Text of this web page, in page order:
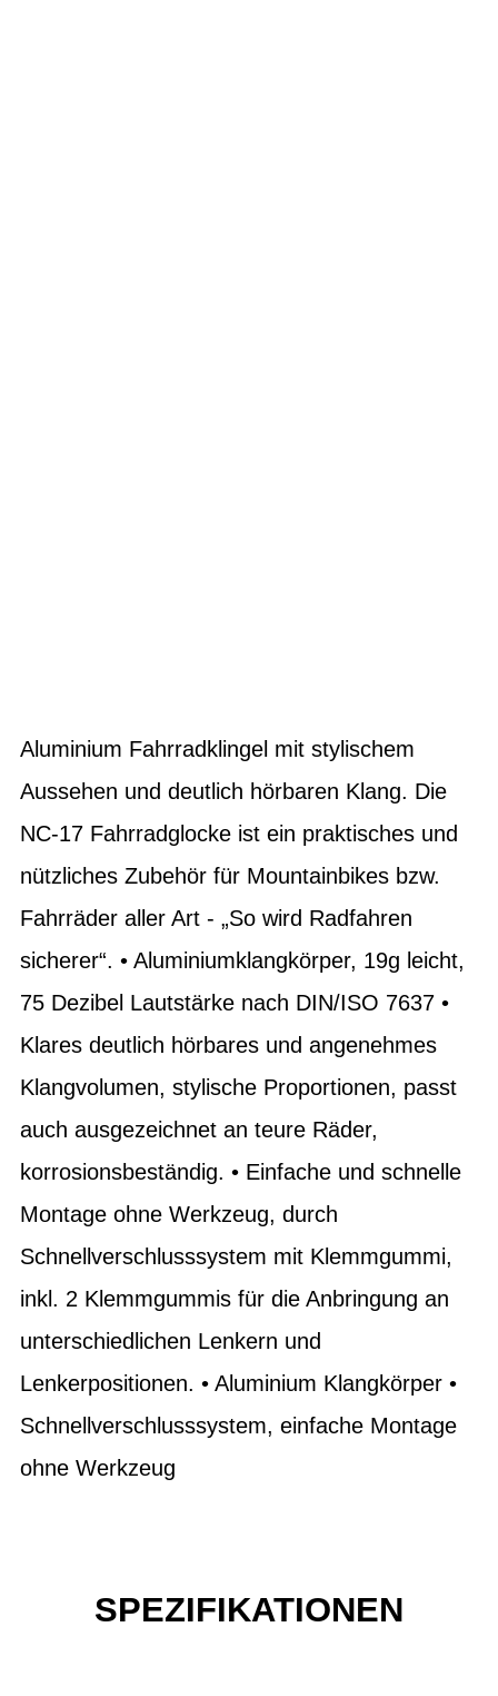
Aluminium Fahrradklingel mit stylischem
Aussehen und deutlich hörbaren Klang. Die
NC-17 Fahrradglocke ist ein praktisches und
nützliches Zubehör für Mountainbikes bzw.
Fahrräder aller Art - „So wird Radfahren
sicherer“. • Aluminiumklangkörper, 19g leicht,
75 Dezibel Lautstärke nach DIN/ISO 7637 •
Klares deutlich hörbares und angenehmes
Klangvolumen, stylische Proportionen, passt
auch ausgezeichnet an teure Räder,
korrosionsbeständig. • Einfache und schnelle
Montage ohne Werkzeug, durch
Schnellverschlusssystem mit Klemmgummi,
inkl. 2 Klemmgummis für die Anbringung an
unterschiedlichen Lenkern und
Lenkerpositionen. • Aluminium Klangkörper •
Schnellverschlusssystem, einfache Montage
ohne Werkzeug
SPEZIFIKATIONEN